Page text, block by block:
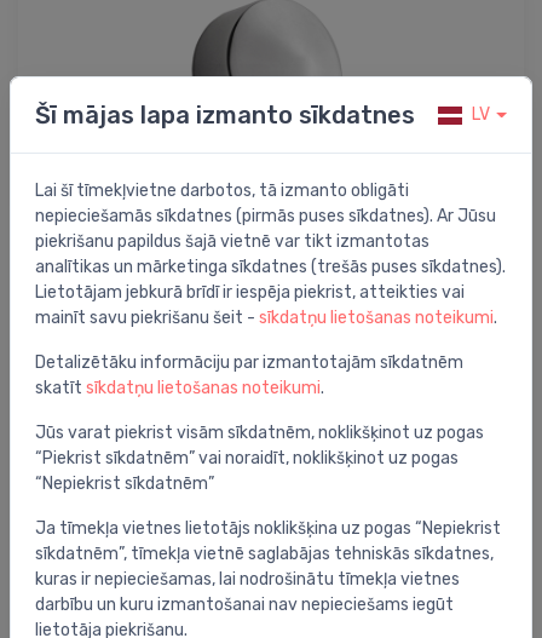
Rokas dušas izvadi
Pisuāra dozatori
Šī mājas lapa izmanto sīkdatnes LV
Lai šī tīmekļvietne darbotos, tā izmanto obligāti
nepieciešamās sīkdatnes (pirmās puses sīkdatnes). Ar Jūsu
piekrišanu papildus šajā vietnē var tikt izmantotas
analītikas un mārketinga sīkdatnes (trešās puses sīkdatnes).
Lietotājam jebkurā brīdī ir iespēja piekrist, atteikties vai
mainīt savu piekrišanu šeit - sīkdatņu lietošanas noteikumi.
Detalizētāku informāciju par izmantotajām sīkdatnēm
skatīt sīkdatņu lietošanas noteikumi.
Jūs varat piekrist visām sīkdatnēm, noklikšķinot uz pogas
“Piekrist sīkdatnēm” vai noraidīt, noklikšķinot uz pogas
“Nepiekrist sīkdatnēm”
Ja tīmekļa vietnes lietotājs noklikšķina uz pogas “Nepiekrist
sīkdatnēm”, tīmekļa vietnē saglabājas tehniskās sīkdatnes,
kuras ir nepieciešamas, lai nodrošinātu tīmekļa vietnes
darbību un kuru izmantošanai nav nepieciešams iegūt
lietotāja piekrišanu.